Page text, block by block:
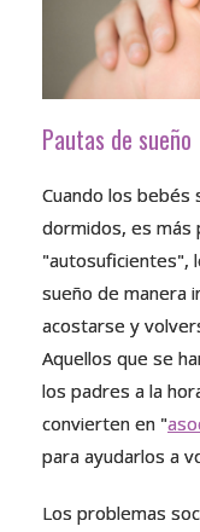
Pautas de sueño
Cuando los bebés
dormidos, es más
"autosuficientes",
sueño de manera
acostarse y
Aquellos que se
los padres a la
convierten en "
para ayudarlos a
Los problemas